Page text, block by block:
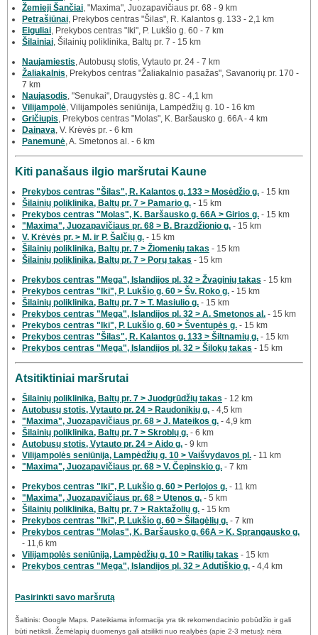
Žemieji Šančiai , "Maxima", Juozapavičiaus pr. 68 - 9 km
Petrašiūnai , Prekybos centras "Šilas", R. Kalantos g. 133 - 2,1 km
Eiguliai , Prekybos centras "Iki", P. Lukšio g. 60 - 7 km
Šilainiai , Šilainių poliklinika, Baltų pr. 7 - 15 km
Naujamiestis , Autobusų stotis, Vytauto pr. 24 - 7 km
Žaliakalnis , Prekybos centras "Žaliakalnio pasažas", Savanorių pr. 170 -
7 km
Naujasodis , "Senukai", Draugystės g. 8C - 4,1 km
Vilijampolė , Vilijampolės seniūnija, Lampėdžių g. 10 - 16 km
Gričiupis , Prekybos centras "Molas", K. Baršausko g. 66A - 4 km
Dainava , V. Krėvės pr. - 6 km
Panemunė , A. Smetonos al. - 6 km
Kiti panašaus ilgio maršrutai Kaune
Prekybos centras "Šilas", R. Kalantos g. 133 > Mosėdžio g. - 15 km
Šilainių poliklinika, Baltų pr. 7 > Pamario g. - 15 km
Prekybos centras "Molas", K. Baršausko g. 66A > Girios g. - 15 km
"Maxima", Juozapavičiaus pr. 68 > B. Brazdžionio g. - 15 km
V. Krėvės pr. > M. ir P. Šalčių g. - 15 km
Šilainių poliklinika, Baltų pr. 7 > Žiomenių takas - 15 km
Šilainių poliklinika, Baltų pr. 7 > Porų takas - 15 km
Prekybos centras "Mega", Islandijos pl. 32 > Žvaginių takas - 15 km
Prekybos centras "Iki", P. Lukšio g. 60 > Šv. Roko g. - 15 km
Šilainių poliklinika, Baltų pr. 7 > T. Masiulio g. - 15 km
Prekybos centras "Mega", Islandijos pl. 32 > A. Smetonos al. - 15 km
Prekybos centras "Iki", P. Lukšio g. 60 > Šventupės g. - 15 km
Prekybos centras "Šilas", R. Kalantos g. 133 > Šiltnamių g. - 15 km
Prekybos centras "Mega", Islandijos pl. 32 > Šilokų takas - 15 km
Atsitiktiniai maršrutai
Šilainių poliklinika, Baltų pr. 7 > Juodgrūdžių takas - 12 km
Autobusų stotis, Vytauto pr. 24 > Raudonikių g. - 4,5 km
"Maxima", Juozapavičiaus pr. 68 > J. Mateikos g. - 4,9 km
Šilainių poliklinika, Baltų pr. 7 > Skroblų g. - 6 km
Autobusų stotis, Vytauto pr. 24 > Aido g. - 9 km
Vilijampolės seniūnija, Lampėdžių g. 10 > Vaišvydavos pl. - 11 km
"Maxima", Juozapavičiaus pr. 68 > V. Čepinskio g. - 7 km
Prekybos centras "Iki", P. Lukšio g. 60 > Perlojos g. - 11 km
"Maxima", Juozapavičiaus pr. 68 > Utenos g. - 5 km
Šilainių poliklinika, Baltų pr. 7 > Raktažolių g. - 15 km
Prekybos centras "Iki", P. Lukšio g. 60 > Šilagėlių g. - 7 km
Prekybos centras "Molas", K. Baršausko g. 66A > K. Sprangausko g.
- 11,6 km
Vilijampolės seniūnija, Lampėdžių g. 10 > Ratilių takas - 15 km
Prekybos centras "Mega", Islandijos pl. 32 > Adutiškio g. - 4,4 km
Pasirinkti savo maršrutą
Šaltinis: Google Maps. Pateikiama informacija yra tik rekomendacinio pobūdžio ir gali
būti netiksli. Žemėlapių duomenys gali atsilikti nuo realybės (apie 2-3 metus): nėra